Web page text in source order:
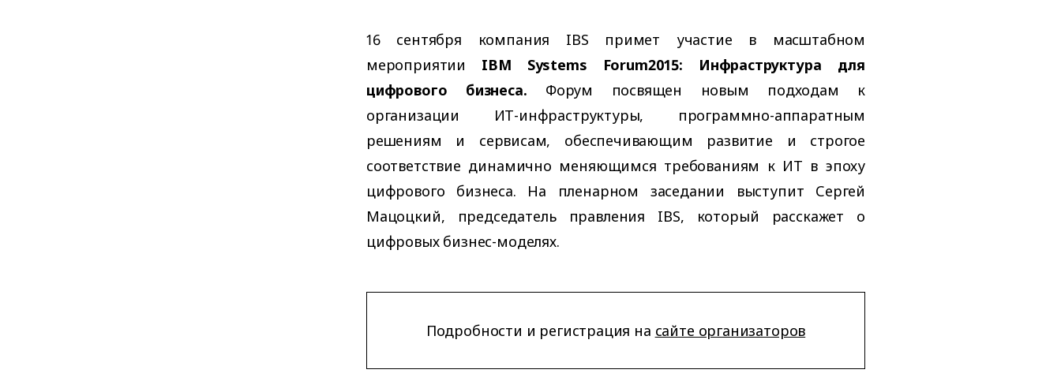
16 сентября компания IBS примет участие в масштабном
мероприятии IBM Systems Forum2015: Инфраструктура для
цифрового бизнеса. Форум посвящен новым подходам к
организации ИТ-инфраструктуры, программно-аппаратным
решениям и сервисам, обеспечивающим развитие и строгое
соответствие динамично меняющимся требованиям к ИТ в эпоху
цифрового бизнеса. На пленарном заседании выступит Сергей
Мацоцкий, председатель правления IBS, который расскажет о
цифровых бизнес-моделях.
Подробности и регистрация на сайте организаторов